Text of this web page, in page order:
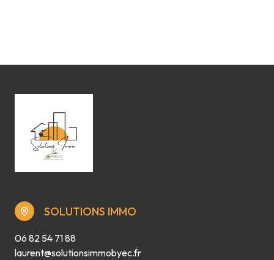
SOLUTIONS IMMO
06 82 54 71 88
laurent@solutionsimmobyec.fr